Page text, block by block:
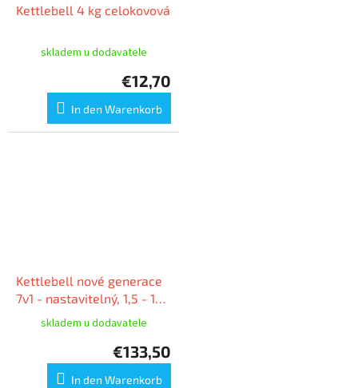
Kettlebell 4 kg celokovová
skladem u dodavatele
€12,70
In den Warenkorb
Kettlebell nové generace
7v1 - nastavitelný, 1,5 - 10
skladem u dodavatele
€133,50
In den Warenkorb